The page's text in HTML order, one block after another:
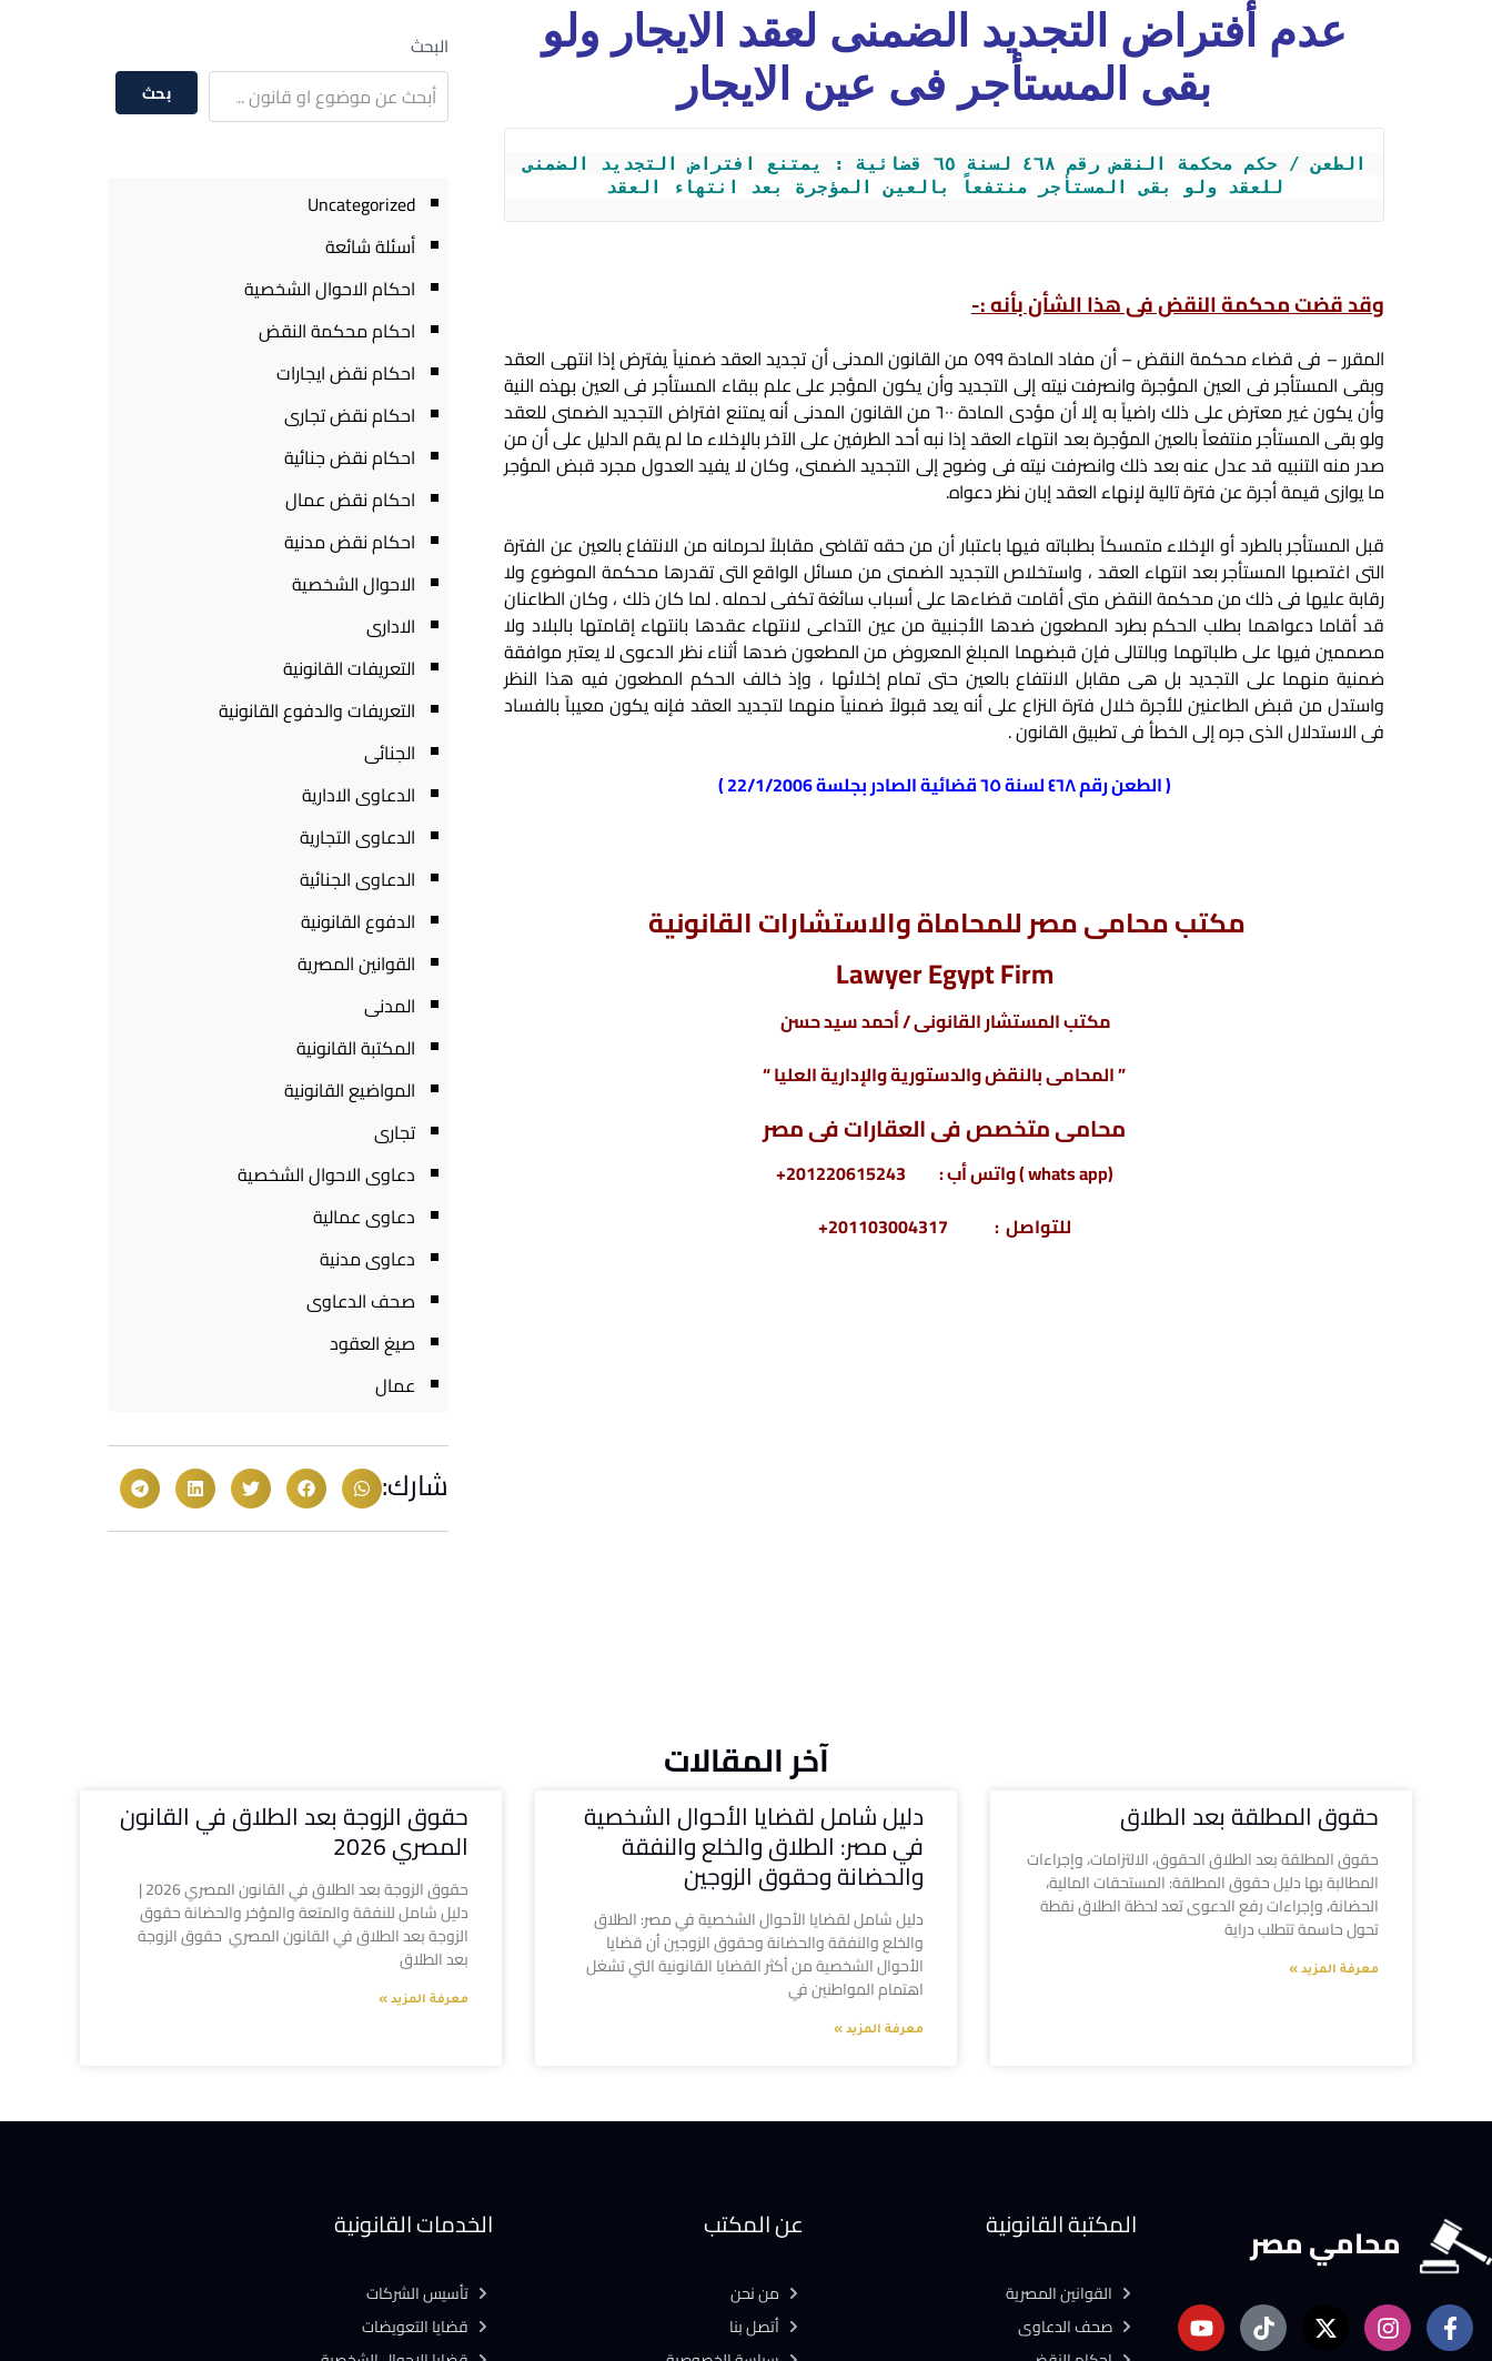
عدم أفتراض التجديد الضمنى لعقد الايجار ولو
بقى المستأجر فى عين الايجار
الطعن / حكم محكمة النقض رقم ٤٦٨ لسنة ٦٥ قضائية : يمتنع افتراض التجديد الضمنى
للعقد ولو بقى المستأجر منتفعاً بالعين المؤجرة بعد انتهاء العقد
وقد قضت محكمة النقض فى هذا الشأن بأنه :-
المقرر – فى قضاء محكمة النقض –أن مفاد المادة ٥٩٩ من القانون المدنى أن تجديد العقد ضمنياً
يفترض إذا انتهى العقد
وبقى المستأجر فى العين المؤجرة وانصرفت نيته إلى التجديد وأن يكون المؤجر على علم ببقاء المستأجر فى العين بهذه النية
وأن يكون غير معترض على ذلك راضياً به إلا أن مؤدى المادة ٦٠٠ من القانون المدنى أنه يمتنع افتراض التجديد الضمنى للعقد
ولو بقى المستأجر منتفعاً بالعين المؤجرة بعد انتهاء العقد إذا نبه أحد الطرفين على الآخر بالإخلاء ما لم يقم الدليل على أن من
صدر منه التنبيه قد عدل عنه بعد ذلك وانصرفت نيته فى وضوح إلى التجديد الضمنى، وكان لا يفيد العدول مجرد قبض المؤجر
ما يوازى قيمة أجرة عن فترة تالية لإنهاء العقد إبان نظر دعواه.
قبل المستأجر بالطرد أو الإخلاء متمسكاً بطلباته فيها باعتبار أن من حقه تقاضى مقابلاً لحرمانه من الانتفاع بالعين عن الفترة
التى اغتصبها المستأجر بعد انتهاء العقد ، واستخلاص التجديد الضمنى من مسائل الواقع التى تقدرها محكمة الموضوع ولا
رقابة عليها فى ذلك من محكمة النقض متى أقامت قضاءها على أسباب سائغة تكفى لحمله . لما كان ذلك ، وكان الطاعنان
قد أقاما دعواهما بطلب الحكم بطرد المطعون ضدها الأجنبية من عين التداعى لانتهاء عقدها بانتهاء إقامتها بالبلاد ولا
مصممين فيها على طلباتهما وبالتالى فإن قبضهما المبلغ المعروض من المطعون ضدها أثناء نظر الدعوى لا يعتبر موافقة
ضمنية منهما على التجديد بل هى مقابل الانتفاع بالعين حتى تمام إخلائها ، وإذ خالف الحكم المطعون فيه هذا النظر
واستدل من قبض الطاعنين للأجرة خلال فترة النزاع على أنه يعد قبولاً ضمنياً منهما لتجديد العقد فإنه يكون معيباً بالفساد
فى الاستدلال الذى جره إلى الخطأ فى تطبيق القانون .
( الطعن رقم ٤٦٨ لسنة ٦٥ قضائية الصادر بجلسة 22/1/2006 )
مكتب محامى مصر للمحاماة والاستشارات القانونية
Lawyer Egypt Firm
مكتب المستشار القانونى / أحمد سيد حسن
” المحامى بالنقض والدستورية والإدارية العليا “
محامى متخصص فىالعقاراتفى مصر
(whats app ) واتس أب : 201220615243+
للتواصل : 201103004317+
البحث
بحث
Uncategorized
أسئلة شائعة
احكام الاحوال الشخصية
احكام محكمة النقض
احكام نقض ايجارات
احكام نقض تجارى
احكام نقض جنائية
احكام نقض عمال
احكام نقض مدنية
الاحوال الشخصية
الادارى
التعريفات القانونية
التعريفات والدفوع القانونية
الجنائى
الدعاوى الادارية
الدعاوى التجارية
الدعاوى الجنائية
الدفوع القانونية
القوانين المصرية
المدنى
المكتبة القانونية
المواضيع القانونية
تجارى
دعاوى الاحوال الشخصية
دعاوى عمالية
دعاوى مدنية
صحف الدعاوى
صيغ العقود
عمال
شارك:
آخر المقالات
حقوق المطلقة بعد الطلاق
حقوق المطلقة بعد الطلاق الحقوق، الالتزامات، وإجراءات
المطالبة بها دليل حقوق المطلقة: المستحقات المالية،
الحضانة، وإجراءات رفع الدعوى تعد لحظة الطلاق نقطة
تحول حاسمة تتطلب دراية
معرفة المزيد »
دليل شامل لقضايا الأحوال الشخصية
في مصر: الطلاق والخلع والنفقة
والحضانة وحقوق الزوجين
دليل شامل لقضايا الأحوال الشخصية في مصر: الطلاق
والخلع والنفقة والحضانة وحقوق الزوجين أن قضايا
الأحوال الشخصية من أكثر القضايا القانونية التي تشغل
اهتمام المواطنين في
معرفة المزيد »
حقوق الزوجة بعد الطلاق في القانون
المصري 2026
حقوق الزوجة بعد الطلاق في القانون المصري 2026 |
دليل شامل للنفقة والمتعة والمؤخر والحضانة حقوق
الزوجة بعد الطلاق في القانون المصري حقوق الزوجة
بعد الطلاق
معرفة المزيد »
محامي مصر المكتبة القانونية
القوانين المصرية
صحف الدعاوى
عن المكتب
من نحن
أتصل بنا
الخدمات القانونية
تأسيس الشركات
قضايا التعويضات